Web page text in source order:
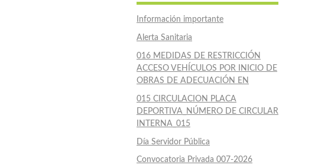
Información importante
Alerta Sanitaria
016 MEDIDAS DE RESTRICCIÓN
ACCESO VEHÍCULOS POR INICIO DE
OBRAS DE ADECUACIÓN EN
015 CIRCULACION PLACA
DEPORTIVA_NÚMERO DE CIRCULAR
INTERNA_015
Día Servidor Pública
Convocatoria Privada 007-2026